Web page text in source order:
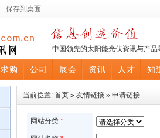
保存到桌面
中国领先的太阳能光伏资讯与产品
求购 公司 展会 资讯 人才 知
当前位置: 首页 » 友情链接 » 申请链接
网站分类 *